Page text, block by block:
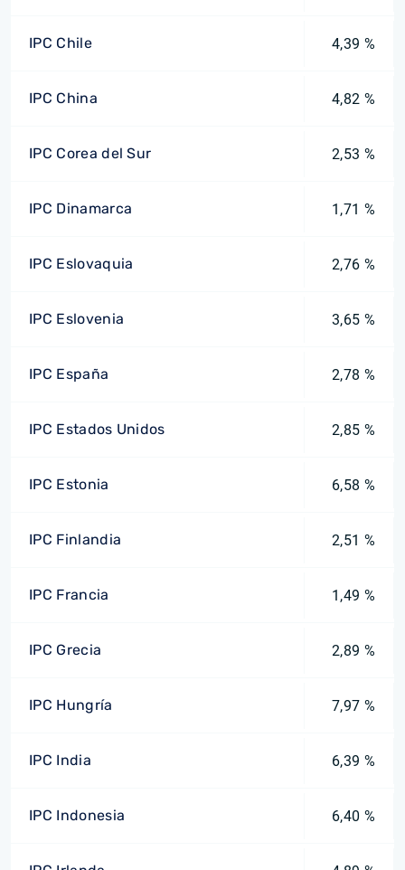
IPC Chile 4,39 %
IPC China 4,82 %
IPC Corea del Sur 2,53 %
IPC Dinamarca 1,71 %
IPC Eslovaquia 2,76 %
IPC Eslovenia 3,65 %
IPC España 2,78 %
IPC Estados Unidos 2,85 %
IPC Estonia 6,58 %
IPC Finlandia 2,51 %
IPC Francia 1,49 %
IPC Grecia 2,89 %
IPC Hungría 7,97 %
IPC India 6,39 %
IPC Indonesia 6,40 %